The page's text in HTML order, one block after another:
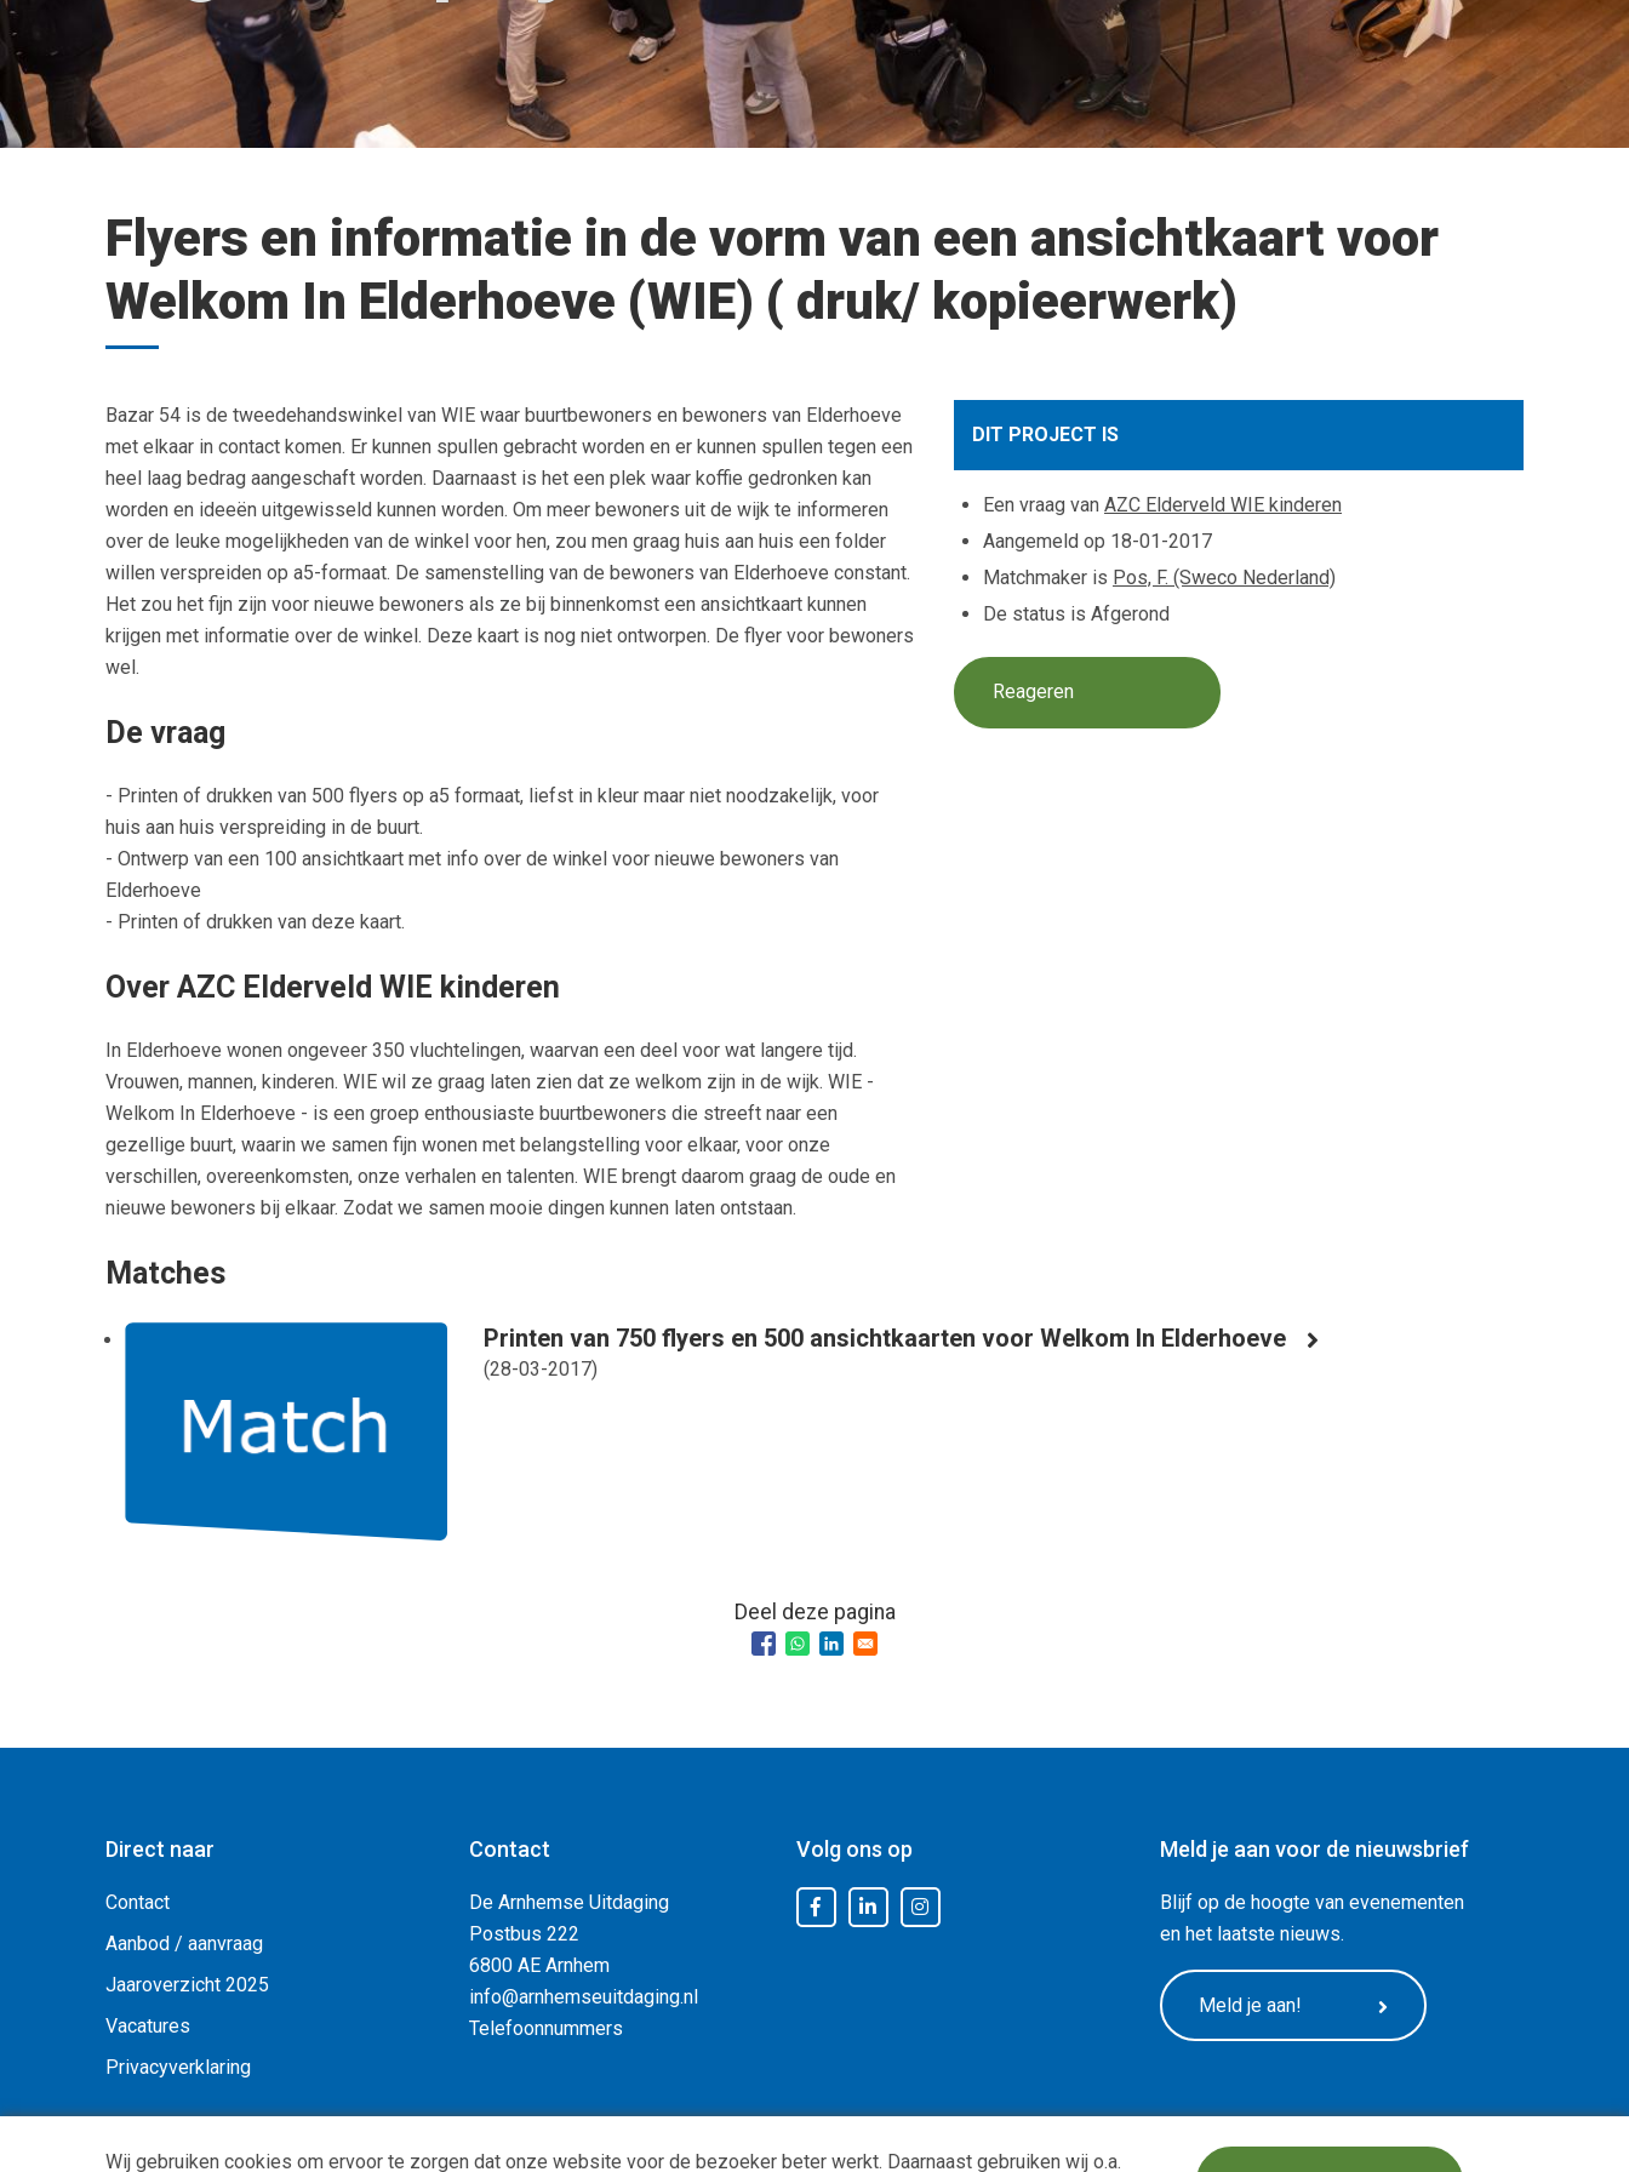
Wij gebruiken cookies om ervoor te zorgen dat onze website voor de bezoeker beter werkt. Daarnaast gebruiken wij o.a.
Flyers en informatie in de vorm van een ansichtkaart voor
Welkom In Elderhoeve (WIE) ( druk/ kopieerwerk)
DIT PROJECT IS
Een vraag van AZC Elderveld WIE kinderen
Aangemeld op 18-01-2017
Matchmaker is Pos, F. (Sweco Nederland)
De status is Afgerond
Reageren
Bazar 54 is de tweedehandswinkel van WIE waar buurtbewoners en bewoners van Elderhoeve
met elkaar in contact komen. Er kunnen spullen gebracht worden en er kunnen spullen tegen een
heel laag bedrag aangeschaft worden. Daarnaast is het een plek waar koffie gedronken kan
worden en ideeën uitgewisseld kunnen worden. Om meer bewoners uit de wijk te informeren
over de leuke mogelijkheden van de winkel voor hen, zou men graag huis aan huis een folder
willen verspreiden op a5-formaat. De samenstelling van de bewoners van Elderhoeve constant.
Het zou het fijn zijn voor nieuwe bewoners als ze bij binnenkomst een ansichtkaart kunnen
krijgen met informatie over de winkel. Deze kaart is nog niet ontworpen. De flyer voor bewoners
wel.
De vraag
- Printen of drukken van 500 flyers op a5 formaat, liefst in kleur maar niet noodzakelijk, voor
huis aan huis verspreiding in de buurt.
- Ontwerp van een 100 ansichtkaart met info over de winkel voor nieuwe bewoners van
Elderhoeve
- Printen of drukken van deze kaart.
Over AZC Elderveld WIE kinderen
In Elderhoeve wonen ongeveer 350 vluchtelingen, waarvan een deel voor wat langere tijd.
Vrouwen, mannen, kinderen. WIE wil ze graag laten zien dat ze welkom zijn in de wijk. WIE -
Welkom In Elderhoeve - is een groep enthousiaste buurtbewoners die streeft naar een
gezellige buurt, waarin we samen fijn wonen met belangstelling voor elkaar, voor onze
verschillen, overeenkomsten, onze verhalen en talenten. WIE brengt daarom graag de oude en
nieuwe bewoners bij elkaar. Zodat we samen mooie dingen kunnen laten ontstaan.
Matches
Printen van 750 flyers en 500 ansichtkaarten voor Welkom In Elderhoeve
(28-03-2017)
Deel deze pagina
Direct naar
Contact
Aanbod / aanvraag
Jaaroverzicht 2025
Vacatures
Privacyverklaring
Contact
De Arnhemse Uitdaging
Postbus 222
6800 AE Arnhem
info@arnhemseuitdaging.nl
Telefoonnummers
Volg ons op Meld je aan voor de nieuwsbrief
Blijf op de hoogte van evenementen
en het laatste nieuws.
Meld je aan!